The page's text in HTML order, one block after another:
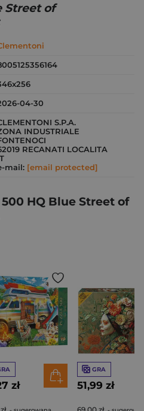
Street of
04-30
S.P.A.
INDUSTRIALE
RECANATI LOCALITA
mail: [email protected]
HQ Blue Street of
zł
GRA
51,99 zł